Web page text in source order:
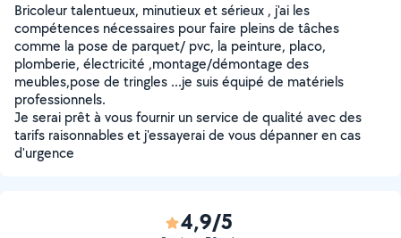
Bricoleur talentueux, minutieux et sérieux , j'ai les
compétences nécessaires pour faire pleins de tâches
comme la pose de parquet/ pvc, la peinture, placo,
plomberie, électricité ,montage/démontage des
meubles,pose de tringles ...je suis équipé de matériels
professionnels.
Je serai prêt à vous fournir un service de qualité avec des
tarifs raisonnables et j'essayerai de vous dépanner en cas
d'urgence
4,9/5